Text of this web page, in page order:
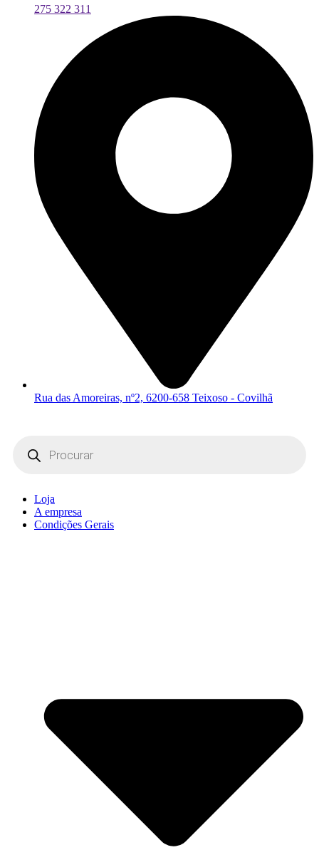
275 322 311
Rua das Amoreiras, nº2, 6200-658 Teixoso - Covilhã
search
Loja
A empresa
Condições Gerais